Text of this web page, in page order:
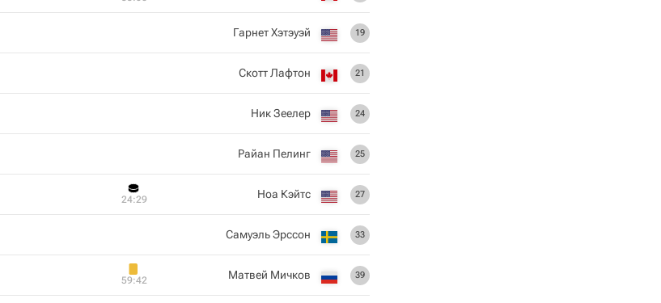
19
Гарнет Хэтэуэй
21
Скотт Лафтон
24
Ник Зеелер
25
Райан Пелинг
27
Ноа Кэйтс
24:29
33
Самуэль Эрссон
39
Матвей Мичков
59:42